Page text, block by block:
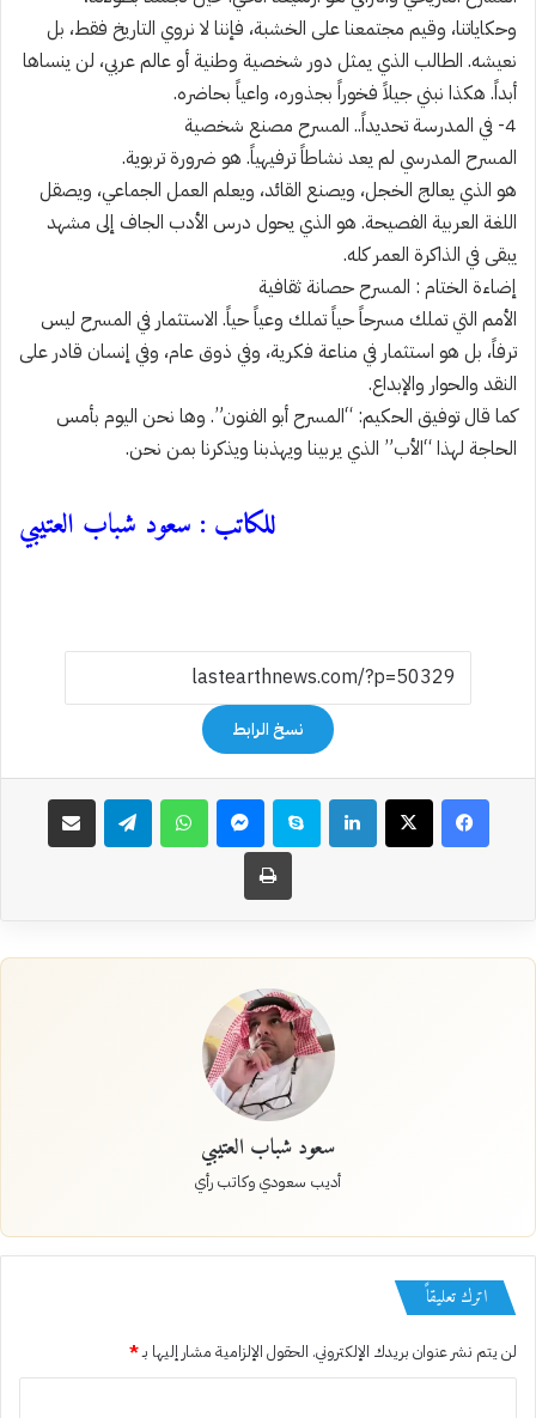
وحكاياتنا، وقيم مجتمعنا على الخشبة، فإننا لا نروي التاريخ فقط، بل
نعيشه. الطالب الذي يمثل دور شخصية وطنية أو عالم عربي، لن ينساها
أبداً. هكذا نبني جيلاً فخوراً بجذوره، واعياً بحاضره.
4- في المدرسة تحديداً.. المسرح مصنع شخصية
المسرح المدرسي لم يعد نشاطاً ترفيهياً. هو ضرورة تربوية.
هو الذي يعالج الخجل، ويصنع القائد، ويعلم العمل الجماعي، ويصقل
اللغة العربية الفصيحة. هو الذي يحول درس الأدب الجاف إلى مشهد
يبقى في الذاكرة العمر كله.
إضاءة الختام : المسرح حصانة ثقافية
الأمم التي تملك مسرحاً حياً تملك وعياً حياً. الاستثمار في المسرح ليس
ترفاً، بل هو استثمار في مناعة فكرية، وفي ذوق عام، وفي إنسان قادر على
النقد والحوار والإبداع.
كما قال توفيق الحكيم: “المسرح أبو الفنون”. وها نحن اليوم بأمس
الحاجة لهذا “الأب” الذي يربينا ويهذبنا ويذكرنا بمن نحن.
للكاتب : سعود شباب العتيبي
نسخ الرابط
فيسبوك‫X لينكدإن سكايب ماسنجر واتساب تيلقرام مشاركة عبر البريد
طباعة
سعود شباب العتيبي
أديب سعودي وكاتب رأي
اترك تعليقاً
لن يتم نشر عنوان بريدك الإلكتروني. الحقول الإلزامية مشار إليها بـ*